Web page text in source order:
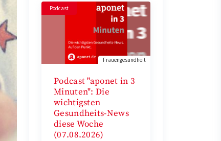
Podcast
Frauengesundheit
Podcast "aponet in 3
Minuten": Die
wichtigsten
Gesundheits-News
diese Woche
(07.08.2026)